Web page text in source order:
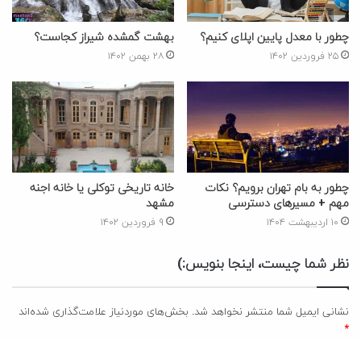
چطور با معدل پایین اپلای کنیم؟
۲۵ فروردین ۱۴۰۲
بهشت گمشده شیراز کجاست؟
۲۸ بهمن ۱۴۰۲
چطور به بام تهران برویم؟ نکات
مهم + مسیرهای دسترسی
۱۰ اردیبهشت ۱۴۰۴
خانه تاریخی توکلی یا خانه اجنه
مشهد
۹ فروردین ۱۴۰۲
نظر شما چیست، اینجا بنویس:)
نشانی ایمیل شما منتشر نخواهد شد. بخش‌های موردنیاز علامت‌گذاری شده‌اند
*